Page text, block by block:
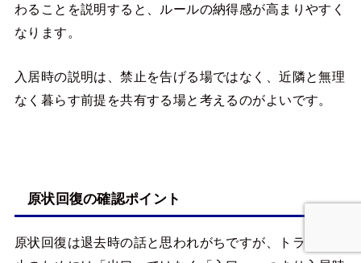
わることを説明すると、ルールの納得感が高まりやすく
なります。
入居時の説明は、禁止を告げる場ではなく、近隣と無理
なく暮らす前提を共有する場と考えるのがよいです。
原状回復の確認ポイント
原状回復は退去時の話と思われがちですが、トラブル防